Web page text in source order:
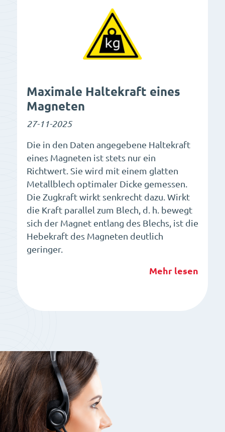
Maximale Haltekraft eines
Magneten
27-11-2025
Die in den Daten angegebene Haltekraft
eines Magneten ist stets nur ein
Richtwert. Sie wird mit einem glatten
Metallblech optimaler Dicke gemessen.
Die Zugkraft wirkt senkrecht dazu. Wirkt
die Kraft parallel zum Blech, d. h. bewegt
sich der Magnet entlang des Blechs, ist die
Hebekraft des Magneten deutlich
geringer.
Mehr lesen